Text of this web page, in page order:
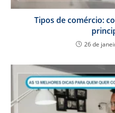
Tipos de comércio:
26 de